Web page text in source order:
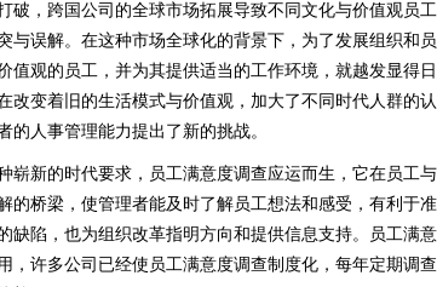
破，跨国公司的全球市场拓展导致不同文化与价值观员
与误解。在这种市场全球化的背景下，为了发展组织和
值观的员工，并为其提供适当的工作环境，就越发显得
改变着旧的生活模式与价值观，加大了不同时代人群的
的人事管理能力提出了新的挑战。
崭新的时代要求，员工满意度调查应运而生，它在员工
的桥梁，使管理者能及时了解员工想法和感受，有利于
缺陷，也为组织改革指明方向和提供信息支持。员工满
，许多公司已经使员工满意度调查制度化，每年定期调